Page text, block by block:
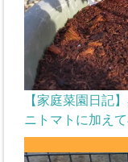
【家庭菜園日記
ニトマトに加え